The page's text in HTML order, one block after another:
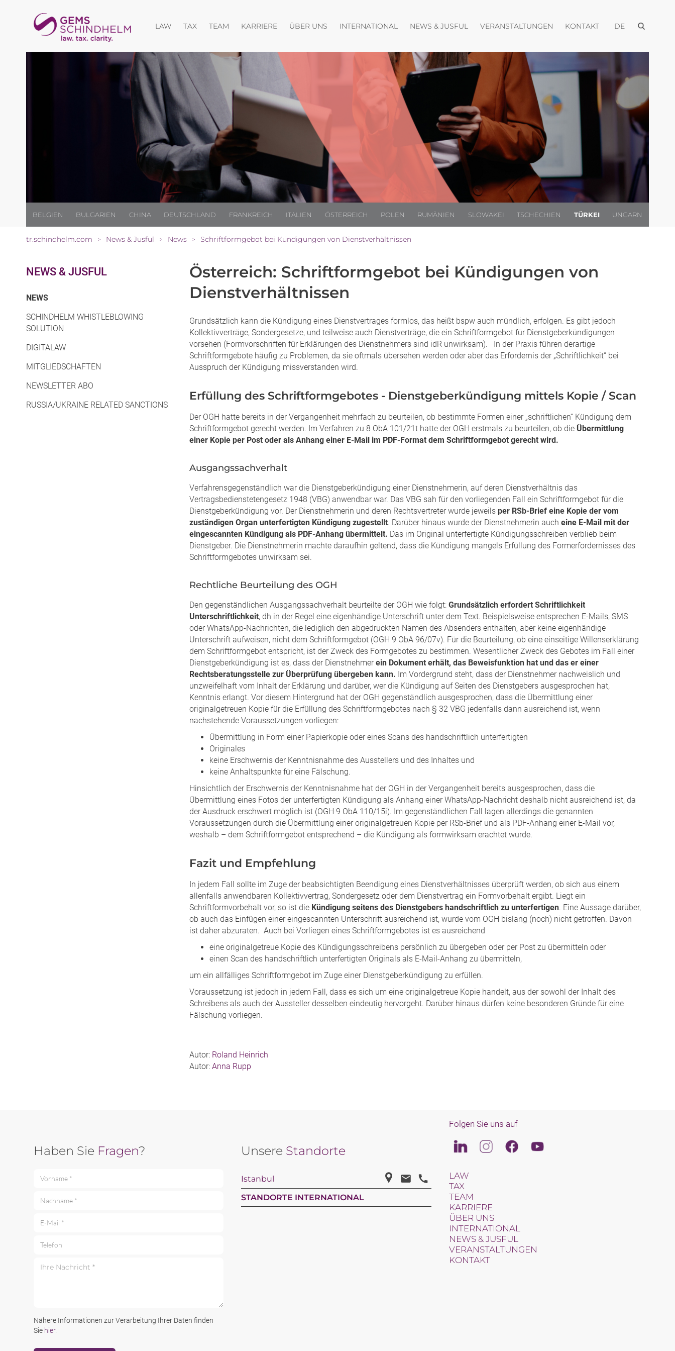
LAWMenü öffnen
TAXMenü öffnen
TEAM KARRIEREMenü öffnen
ÜBER UNS Menü öffnen
INTERNATIONAL Menü öffnen
NEWS & JUSFUL Menü öffnen
VERANSTALTUNGEN Menü öffnen
KONTAKTMenü öffnen
DE Menü öffnen
BELGIEN BULGARIEN CHINA DEUTSCHLAND FRANKREICH ITALIEN ÖSTERREICH POLEN RUMÄNIEN SLOWAKEI TSCHECHIEN TÜRKEI UNGARN
tr.schindhelm.com > News & Jusful > News > Schriftformgebot bei Kündigungen von Dienstverhältnissen
NEWS & JUSFUL
NEWS(CURRENT)
SCHINDHELM WHISTLEBLOWING
SOLUTION
DIGITALAW
MITGLIEDSCHAFTEN
NEWSLETTER ABO
RUSSIA/UKRAINE RELATED SANCTIONS
Österreich: Schriftformgebot bei Kündigungen von
Dienstverhältnissen
Grundsätzlich kann die Kündigung eines Dienstvertrages formlos, das heißt bspw auch mündlich, erfolgen. Es gibt jedoch
Kollektivverträge, Sondergesetze, und teilweise auch Dienstverträge, die ein Schriftformgebot für Dienstgeberkündigungen
vorsehen (Formvorschriften für Erklärungen des Dienstnehmers sind idR unwirksam). In der Praxis führen derartige
Schriftformgebote häufig zu Problemen, da sie oftmals übersehen werden oder aber das Erfordernis der „Schriftlichkeit“ bei
Ausspruch der Kündigung missverstanden wird.
Erfüllung des Schriftformgebotes - Dienstgeberkündigung mittels Kopie / Scan
Der OGH hatte bereits in der Vergangenheit mehrfach zu beurteilen, ob bestimmte Formen einer „schriftlichen“ Kündigung dem
Schriftformgebot gerecht werden. Im Verfahren zu 8 ObA 101/21t hatte der OGH erstmals zu beurteilen, ob die Übermittlung
einer Kopie per Post oder als Anhang einer E-Mail im PDF-Format dem Schriftformgebot gerecht wird.
Ausgangssachverhalt
Verfahrensgegenständlich war die Dienstgeberkündigung einer Dienstnehmerin, auf deren Dienstverhältnis das
Vertragsbedienstetengesetz 1948 (VBG) anwendbar war. Das VBG sah für den vorliegenden Fall ein Schriftformgebot für die
Dienstgeberkündigung vor. Der Dienstnehmerin und deren Rechtsvertreter wurde jeweils per RSb-Brief eine Kopie der vom
zuständigen Organ unterfertigten Kündigung zugestellt. Darüber hinaus wurde der Dienstnehmerin auch eine E-Mail mit der
eingescannten Kündigung als PDF-Anhang übermittelt. Das im Original unterfertigte Kündigungsschreiben verblieb beim
Dienstgeber. Die Dienstnehmerin machte daraufhin geltend, dass die Kündigung mangels Erfüllung des Formerfordernisses des
Schriftformgebotes unwirksam sei.
Rechtliche Beurteilung des OGH
Den gegenständlichen Ausgangssachverhalt beurteilte der OGH wie folgt: Grundsätzlich erfordert Schriftlichkeit
Unterschriftlichkeit, dh in der Regel eine eigenhändige Unterschrift unter dem Text. Beispielsweise entsprechen E-Mails, SMS
oder WhatsApp-Nachrichten, die lediglich den abgedruckten Namen des Absenders enthalten, aber keine eigenhändige
Unterschrift aufweisen, nicht dem Schriftformgebot (OGH 9 ObA 96/07v). Für die Beurteilung, ob eine einseitige Willenserklärung
dem Schriftformgebot entspricht, ist der Zweck des Formgebotes zu bestimmen. Wesentlicher Zweck des Gebotes im Fall einer
Dienstgeberkündigung ist es, dass der Dienstnehmerein Dokument erhält, das Beweisfunktion hat und das er einer
Rechtsberatungsstelle zur Überprüfung übergeben kann. Im Vordergrund steht, dass der Dienstnehmer nachweislich und
unzweifelhaft vom Inhalt der Erklärung und darüber, wer die Kündigung auf Seiten des Dienstgebers ausgesprochen hat,
Kenntnis erlangt. Vor diesem Hintergrund hat der OGH gegenständlich ausgesprochen, dass die Übermittlung einer
originalgetreuen Kopie für die Erfüllung des Schriftformgebotes nach § 32 VBG jedenfalls dann ausreichend ist, wenn
nachstehende Voraussetzungen vorliegen:
Übermittlung in Form einer Papierkopie oder eines Scans des handschriftlich unterfertigten
Originales
keine Erschwernis der Kenntnisnahme des Ausstellers und des Inhaltes und
keine Anhaltspunkte für eine Fälschung.
Hinsichtlich der Erschwernis der Kenntnisnahme hat der OGH in der Vergangenheit bereits ausgesprochen, dass die
Übermittlung eines Fotos der unterfertigten Kündigung als Anhang einer WhatsApp-Nachricht deshalb nicht ausreichend ist, da
der Ausdruck erschwert möglich ist (OGH 9 ObA 110/15i). Im gegenständlichen Fall lagen allerdings die genannten
Voraussetzungen durch die Übermittlung einer originalgetreuen Kopie per RSb-Brief und als PDF-Anhang einer E-Mail vor,
weshalb – dem Schriftformgebot entsprechend – die Kündigung als formwirksam erachtet wurde.
Fazit und Empfehlung
In jedem Fall sollte im Zuge der beabsichtigten Beendigung eines Dienstverhältnisses überprüft werden, ob sich aus einem
allenfalls anwendbaren Kollektivvertrag, Sondergesetz oder dem Dienstvertrag ein Formvorbehalt ergibt. Liegt ein
Schriftformvorbehalt vor, so ist die Kündigung seitens des Dienstgebers handschriftlich zu unterfertigen. Eine Aussage darüber,
ob auch das Einfügen einer eingescannten Unterschrift ausreichend ist, wurde vom OGH bislang (noch) nicht getroffen. Davon
ist daher abzuraten. Auch bei Vorliegen eines Schriftformgebotes ist es ausreichend
eine originalgetreue Kopie des Kündigungsschreibens persönlich zu übergeben oder per Post zu übermitteln oder
einen Scan des handschriftlich unterfertigten Originals als E-Mail-Anhang zu übermitteln,
um ein allfälliges Schriftformgebot im Zuge einer Dienstgeberkündigung zu erfüllen.
Voraussetzung ist jedoch in jedem Fall, dass es sich um eine originalgetreue Kopie handelt, aus der sowohl der Inhalt des
Schreibens als auch der Aussteller desselben eindeutig hervorgeht. Darüber hinaus dürfen keine besonderen Gründe für eine
Fälschung vorliegen.
Autor: Roland Heinrich
Autor: Anna Rupp
Haben Sie Fragen?
Vorname *
Nachname *
E-Mail *
Telefon
Nähere Informationen zur Verarbeitung Ihrer Daten finden
Sie hier.
Unsere Standorte
Istanbul
STANDORTE INTERNATIONAL
Folgen Sie uns auf
LinkedinInstagramFacebookYoutube
LAW
TAX
TEAM
KARRIERE
ÜBER UNS
INTERNATIONAL
NEWS & JUSFUL
VERANSTALTUNGEN
KONTAKT